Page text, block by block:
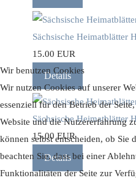
Sächsische Heimatblätter
15.00 EUR
Details
Sächsische Heimatblätter
15.00 EUR
Details
Wir benutzen Cookies
Wir nutzen Cookies auf unserer
essenziell für den Betrieb der
Website und die Nutzererfahrung
können selbst entscheiden, ob Sie
beachten Sie, dass bei einer
Funktionalitäten der Seite zur